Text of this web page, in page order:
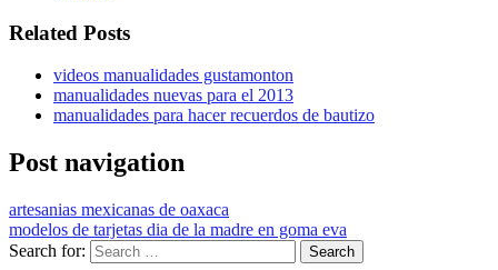
Related Posts
videos manualidades gustamonton
manualidades nuevas para el 2013
manualidades para hacer recuerdos de bautizo
Post navigation
artesanias mexicanas de oaxaca
modelos de tarjetas dia de la madre en goma eva
Search for: